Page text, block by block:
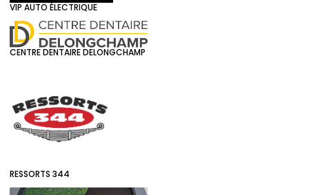
VIP AUTO ÉLECTRIQUE
CENTRE DENTAIRE DELONGCHAMP
RESSORTS 344